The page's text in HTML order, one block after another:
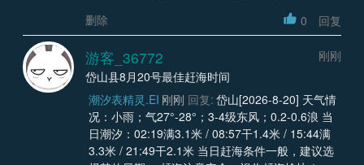
删除
0 回复
游客_36772
刚刚
岱山县8月20号最佳赶海时间
潮汐表精灵.EI 刚刚 回复: 岱山[2026-8-20] 天气情
况：小雨；气27°-28°；3-4级东风；0.2-0.6浪 当
日潮汐：02:19满3.1米 / 08:57干1.4米 / 15:44满
3.3米 / 21:49干2.1米 当日赶海条件一般，建议选